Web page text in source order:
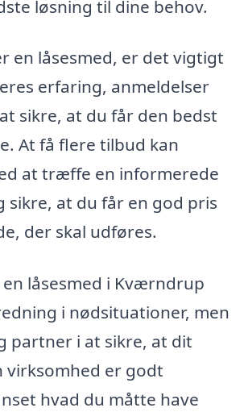
løsning til dine behov.
en låsesmed, er det vigtigt
erfaring, anmeldelser
sikre, at du får den bedst
At få flere tilbud kan
at træffe en informerede
sikre, at du får en god pris
der skal udføres.
en låsesmed i Kværndrup
i nødsituationer, men
partner i at sikre, at dit
virksomhed er godt
hvad du måtte have